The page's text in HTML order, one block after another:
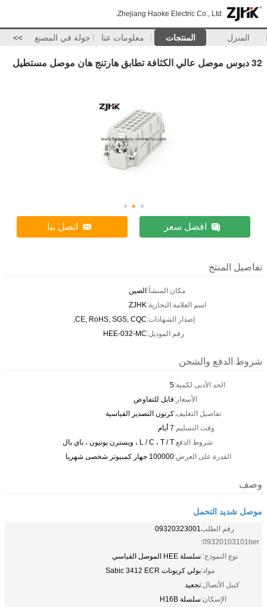
Zhejiang Haoke Electric Co., Ltd.
المنزل المنتجات معلومات عنا جولة في المصنع >>
32 دبوس موصل عالي الكثافة تطابق هارتنج هان موصل مستطيل
افضل سعر اتصل بنا
تفاصيل المنتج
مكان المنشأ:الصين
اسم العلامة التجارية:ZJHK
إصدار الشهادات:CE, RoHS, SGS, CQC,
رقم الموديل:HEE-032-MC
شروط الدفع والشحن
الحد الأدنى لكمية:5
الأسعار:قابل للتفاوض
تفاصيل التغليف:كرتون التصدير القياسية
وقت التسليم:7 أيام
شروط الدفع:L / C ، T / T ، ويسترن يونيون ، باي بال
القدرة على العرض:100000 جهاز كمبيوتر شخصى شهريا
وصف
موصل شديد التحمل
رقم الطلب
09320103101ber:
09320323001
نوع النموذج::سلسلة HEE الموصل القياسي
مواد:بولي كربونات Sabic 3412 ECR
كيبل الأتصال:تجعيد
الإسكان:سلسلة H16B